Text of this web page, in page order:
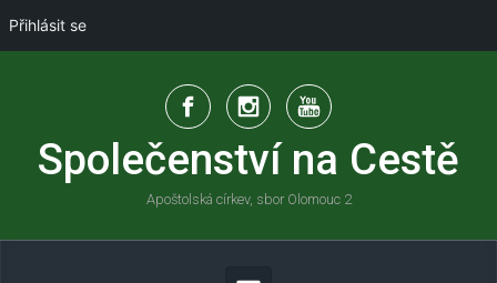
Přihlásit se
Společenství na Cestě
Apoštolská církev, sbor Olomouc 2